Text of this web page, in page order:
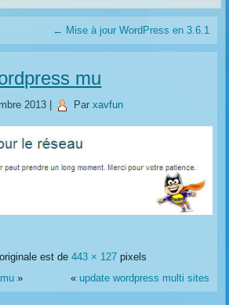
← Mise à jour WordPress en 3.6.1
mu
2013 Par xavfun
est de 443 × 127pixels
» « update wordpress multi sites